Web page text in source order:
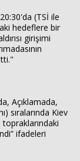
(TSİ ile
hedeflere bir
girişimi
Açıklamada,
sıralarında Kiev
ifadeleri